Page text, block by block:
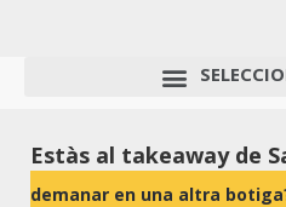
Estàs al takeaway de
demanar en una altra